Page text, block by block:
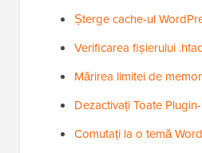
Șterge cache-ul
Verificarea fișierului
Mărirea limitei de
Dezactivați Toate
Comutați la o temă